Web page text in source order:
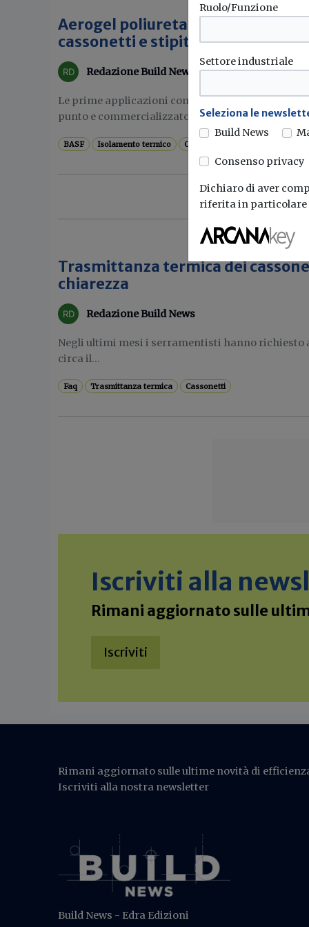
Aerogel poliuretanico per
cassonetti e stipiti di porte o
Redazione Build News
Le prime applicazioni commerciali dell’aerogel
punto e commercializzato...
BASF Isolamento termico Cassonetti
Trasmittanza termica dei
chiarezza
Redazione Build News
Negli ultimi mesi i serramentisti hanno richiesto
circa il...
Faq Trasmittanza termica Cassonetti
Iscriviti alla
Rimani aggiornato sulle
Iscriviti
Rimani aggiornato sulle ultime novità di
Iscriviti alla nostra newsletter
Build News - Edra Edizioni
Ruolo/Funzione
Settore industriale
Seleziona le
Build News
Consenso privacy
Dichiaro di aver
riferita in particolare